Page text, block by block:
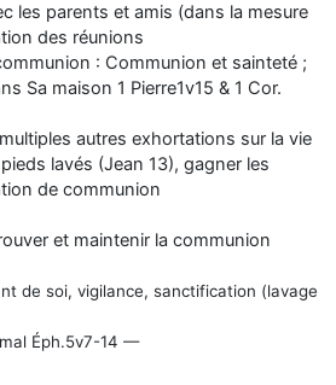
les parents et amis (dans la mesure
des réunions
: Communion et sainteté ;
Sa maison 1 Pierre1v15 & 1 Cor.
autres exhortations sur la vie
lavés (Jean 13), gagner les
de communion
et maintenir la communion
de soi, vigilance, sanctification (lavage
Éph.5v7-14 —